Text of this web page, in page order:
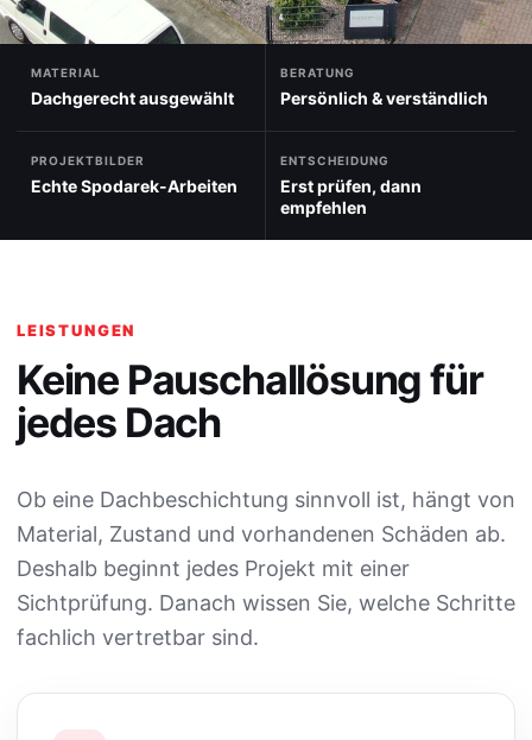
MATERIAL
Dachgerecht ausgewählt
BERATUNG
Persönlich & verständlich
PROJEKTBILDER
Echte Spodarek-Arbeiten
ENTSCHEIDUNG
Erst prüfen, dann
empfehlen
LEISTUNGEN
Keine Pauschallösung für
jedes Dach
Ob eine Dachbeschichtung sinnvoll ist, hängt von
Material, Zustand und vorhandenen Schäden ab.
Deshalb beginnt jedes Projekt mit einer
Sichtprüfung. Danach wissen Sie, welche Schritte
fachlich vertretbar sind.